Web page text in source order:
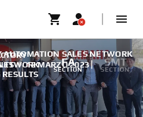
FA
SECTION
SMT
SECTION
AUTOMATION SALES NETWORK
| 12 MARZO 2023